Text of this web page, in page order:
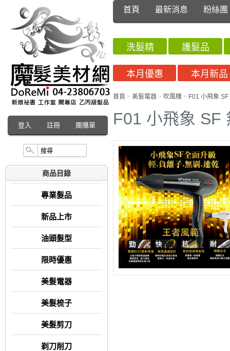
登入 註冊 團購單
首頁 最新消息 粉絲團
商品目錄
專業髮品
新品上市
油頭髮型
限時優惠
美髮電器
美髮梳子
美髮剪刀
剃刀削刀
洗髮精
護髮品
本月優惠
本月新品
首頁 > 美髮電器 > 吹風機 > F01 小飛象
F01 小飛象 SF